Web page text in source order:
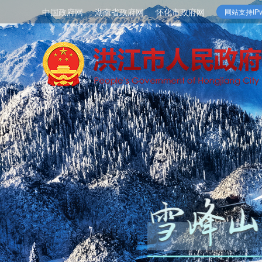
中国政府网 湖南省政府网 怀化市政府网 网站支持